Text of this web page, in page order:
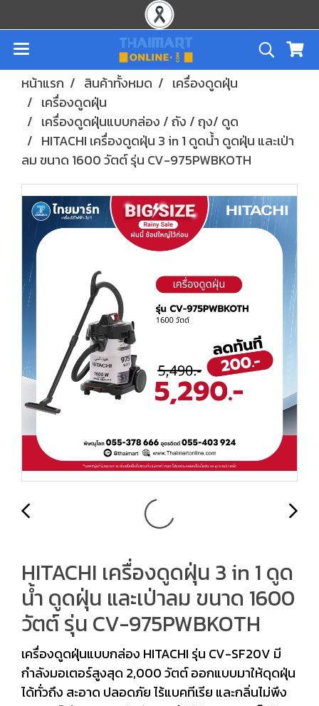
หน้าแรก สินค้าทั้งหมด
เครื่องดูดฝุ่น
เครื่องดูดฝุ่น
เครื่องดูดฝุ่นแบบกล่อง / ถัง / ถุง/ ดูด
HITACHI เครื่องดูดฝุ่น 3 in 1 ดูดน้ำ ดูดฝุ่น และเป่า
ลม ขนาด 1600 วัตต์ รุ่น CV-975PWBKOTH
HITACHI เครื่องดูดฝุ่น 3 in 1 ดูด
น้ำ ดูดฝุ่น และเป่าลม ขนาด 1600
วัตต์ รุ่น CV-975PWBKOTH
เครื่องดูดฝุ่นแบบกล่อง HITACHI รุ่น CV-SF20V มี
กำลังมอเตอร์สูงสุด 2,000 วัตต์ ออกแบบมาให้ดุดฝุ่น
ได้ทั่วถึง สะอาด ปลอดภัย ไร้แบคทีเรีย และกลิ่นไม่พึง